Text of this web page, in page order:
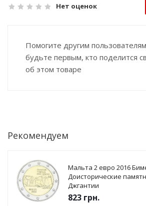
Нет оценок
Помогите другим
будьте первым, кто поделится
об этом товаре
Рекомендуем
Мальта 2 евро 2016
Доисторические
Джгантии
823 грн.